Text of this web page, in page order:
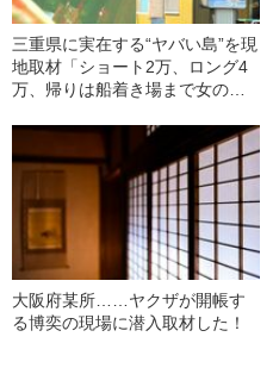
三重県に実在する“ヤバい島”を現
地取材「ショート2万、ロング4
万、帰りは船着き場まで女の子
大阪府某所……ヤクザが開帳す
る博奕の現場に潜入取材した！